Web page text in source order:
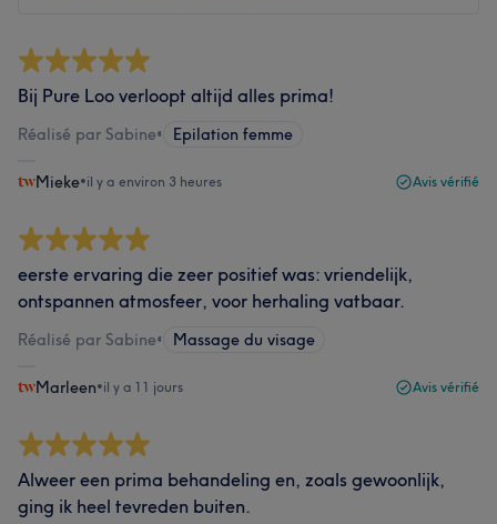
Bij Pure Loo verloopt altijd alles prima!
Réalisé par Sabine• Epilation femme
Mieke•il y a environ 3 heures Avis vérifié
eerste ervaring die zeer positief was: vriendelijk,
ontspannen atmosfeer, voor herhaling vatbaar.
Réalisé par Sabine• Massage du visage
Marleen•il y a 11 jours Avis vérifié
Alweer een prima behandeling en, zoals gewoonlijk,
ging ik heel tevreden buiten.